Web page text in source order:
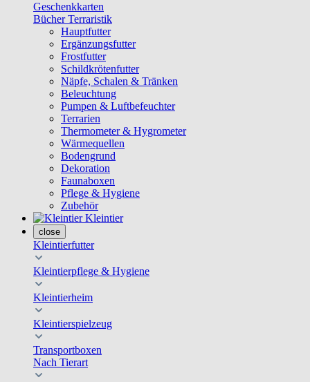
Geschenkkarten
Bücher Terraristik
Hauptfutter
Ergänzungsfutter
Frostfutter
Schildkrötenfutter
Näpfe, Schalen & Tränken
Beleuchtung
Pumpen & Luftbefeuchter
Terrarien
Thermometer & Hygrometer
Wärmequellen
Bodengrund
Dekoration
Faunaboxen
Pflege & Hygiene
Zubehör
Kleintier
close
Kleintierfutter
Kleintierpflege & Hygiene
Kleintierheim
Kleintierspielzeug
Transportboxen
Nach Tierart